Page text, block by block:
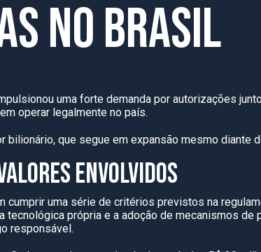
no Brasil
uma forte demanda por autorizações
operar legalmente no país.
que segue em expansão mesmo diante
ENVOLVIDOS
cumprir uma série de critérios previstos na
própria e a adoção de mecanismos de
responsável.